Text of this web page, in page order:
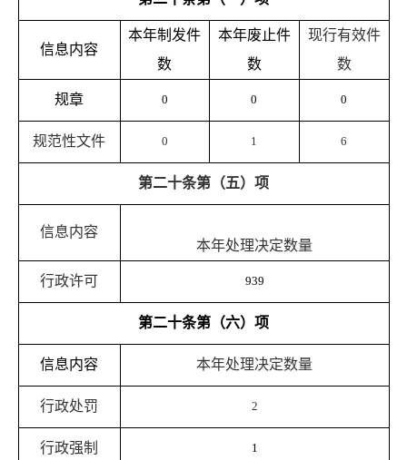
信息内容
本年制发件
数
本年废止件
数
现行有效件
数
规章 0 0 0
规范性文件 0 1 6
第二十条第（五）项
信息内容
本年处理决定数量
行政许可 939
第二十条第（六）项
信息内容 本年处理决定数量
行政处罚 2
行政强制 1